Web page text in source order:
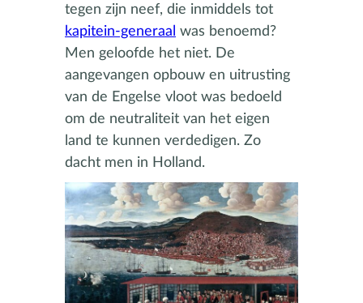
tegen zijn neef, die inmiddels tot
kapitein-generaal was benoemd?
Men geloofde het niet. De
aangevangen opbouw en uitrusting
van de Engelse vloot was bedoeld
om de neutraliteit van het eigen
land te kunnen verdedigen. Zo
dacht men in Holland.